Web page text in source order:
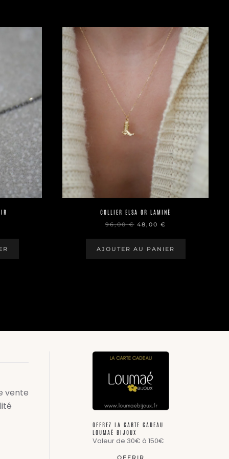
:
COLLIER ELSA OR LAMINÉ
96,00€ LE
INITIAL
ÉTAIT :
48,00 €
ACTUEL
EST :
AJOUTER AU PANIER
vente
OFFREZ LA CARTE CADEAU
LOUMAÉ BIJOUX
Valeur de 30€ à 150€